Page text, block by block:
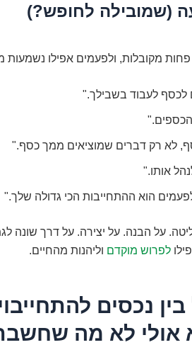
(שמובילה לחופש?)
מקובלות, ולפעמים אפילו נשמעות
לכסף לעבוד בשבילך."
לא רק דברים שמוציאים ממך כסף."
אותו."
הוא ההתחייבות הכי גדולה שלך."
על הבנה. על יצירה. על דרך שונה
לפרוש מוקדם וליהנות מהחיים.
נכסים
אולי לא מה